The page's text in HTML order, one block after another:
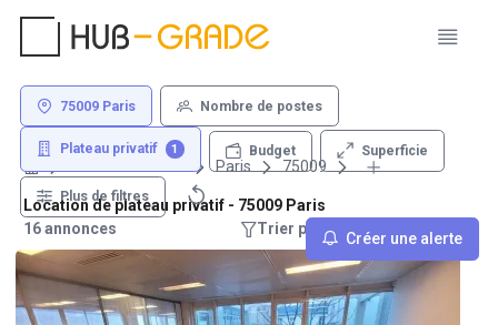
75009 Paris Nombre de postes
Plateau privatif 1 Budget Superficie
Plus de filtres
Créer une alerte
Paris 75009
Location de plateau privatif - 75009 Paris
16 annonces
Trier par : Recommandations